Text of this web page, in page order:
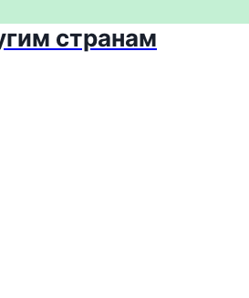
странам